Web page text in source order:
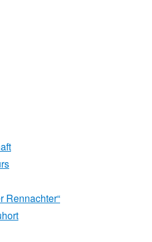
Rennachter“
(KORN)